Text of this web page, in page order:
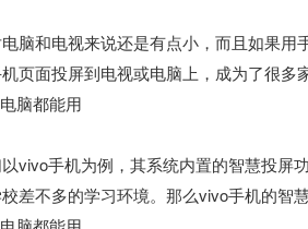
脑和电视来说还是有点小，而且如果用
页面投屏到电视或电脑上，成为了很多
vivo手机为例，其系统内置的智慧投屏
差不多的学习环境。那么vivo手机的智